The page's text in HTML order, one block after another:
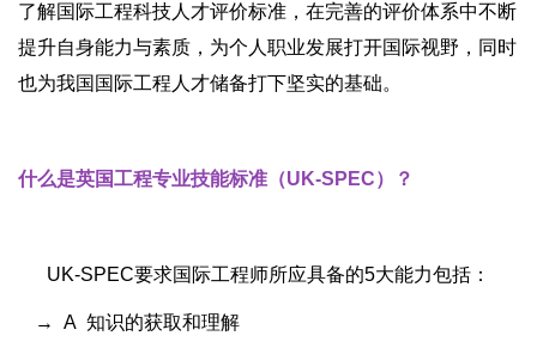
了解国际工程科技人才评价标准，在完善的评价体系中不断
提升自身能力与素质，为个人职业发展打开国际视野，同时
也为我国国际工程人才储备打下坚实的基础。
什么是英国工程专业技能标准（UK-SPEC）？
UK-SPEC要求国际工程师所应具备的5大能力包括：
→ A 知识的获取和理解